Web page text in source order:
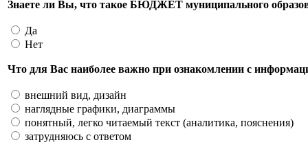
Знаете ли Вы, что такое БЮДЖЕТ муниципального
Да
Нет
Что для Вас наиболее важно при ознакомлении с
внешний вид, дизайн
наглядные графики, диаграммы
понятный, легко читаемый текст (аналитика, пояснения)
затрудняюсь с ответом